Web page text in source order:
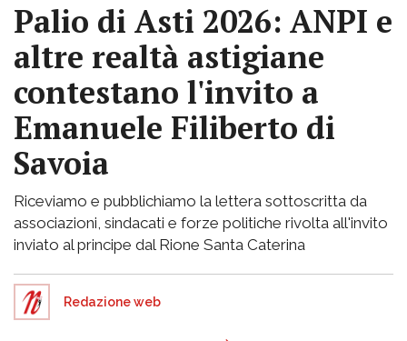
Palio di Asti 2026: ANPI e
altre realtà astigiane
contestano l'invito a
Emanuele Filiberto di
Savoia
Riceviamo e pubblichiamo la lettera sottoscritta da
associazioni, sindacati e forze politiche rivolta all'invito
inviato al principe dal Rione Santa Caterina
Redazione web